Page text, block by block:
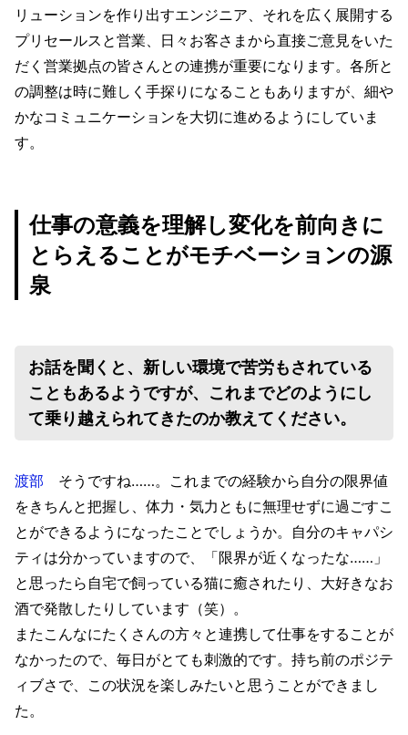
リューションを作り出すエンジニア、それを広く展開する
プリセールスと営業、日々お客さまから直接ご意見をいた
だく営業拠点の皆さんとの連携が重要になります。各所と
の調整は時に難しく手探りになることもありますが、細や
かなコミュニケーションを大切に進めるようにしていま
す。
仕事の意義を理解し変化を前向きに
とらえることがモチベーションの源
泉
お話を聞くと、新しい環境で苦労もされている
こともあるようですが、これまでどのようにし
て乗り越えられてきたのか教えてください。
渡部 そうですね……。これまでの経験から自分の限界値
をきちんと把握し、体力・気力ともに無理せずに過ごすこ
とができるようになったことでしょうか。自分のキャパシ
ティは分かっていますので、「限界が近くなったな……」
と思ったら自宅で飼っている猫に癒されたり、大好きなお
酒で発散したりしています（笑）。
またこんなにたくさんの方々と連携して仕事をすることが
なかったので、毎日がとても刺激的です。持ち前のポジテ
ィブさで、この状況を楽しみたいと思うことができまし
た。